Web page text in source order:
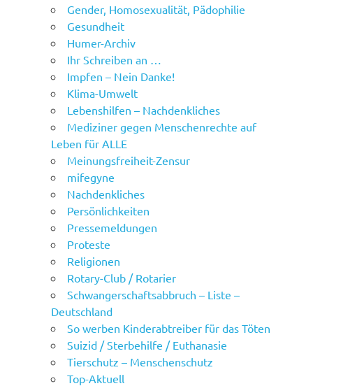
Gender, Homosexualität, Pädophilie
Gesundheit
Humer-Archiv
Ihr Schreiben an …
Impfen – Nein Danke!
Klima-Umwelt
Lebenshilfen – Nachdenkliches
Mediziner gegen Menschenrechte auf
Leben für ALLE
Meinungsfreiheit-Zensur
mifegyne
Nachdenkliches
Persönlichkeiten
Pressemeldungen
Proteste
Religionen
Rotary-Club / Rotarier
Schwangerschaftsabbruch – Liste –
Deutschland
So werben Kinderabtreiber für das Töten
Suizid / Sterbehilfe / Euthanasie
Tierschutz – Menschenschutz
Top-Aktuell